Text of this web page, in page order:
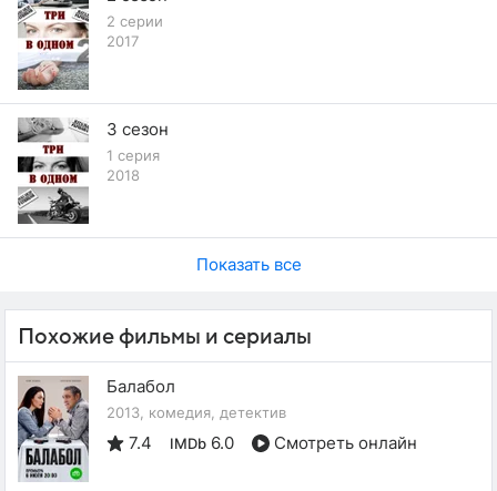
2 серии
2017
3 сезон
1 серия
2018
Показать все
Похожие фильмы и сериалы
Балабол
2013, комедия, детектив
7.4 IMDb 6.0 Смотреть онлайн